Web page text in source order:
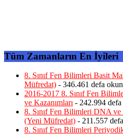
Tüm Zamanların En İyileri
8. Sınıf Fen Bilimleri Basit
Müfredat) - 346.461 defa
2016-2017 8. Sınıf Fen
ve Kazanımları - 242.994
8. Sınıf Fen Bilimleri DNA
(Yeni Müfredat) - 211.557
8. Sınıf Fen Bilimleri